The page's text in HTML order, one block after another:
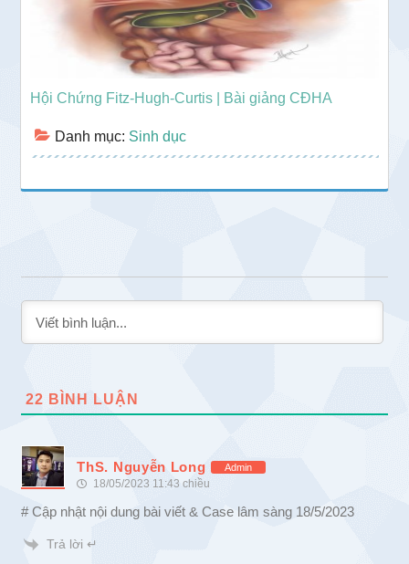
Hội Chứng Fitz-Hugh-Curtis | Bài giảng CĐHA
Danh mục: Sinh dục
22 BÌNH LUẬN
ThS. Nguyễn Long Admin
18/05/2023 11:43 chiều
# Cập nhật nội dung bài viết & Case lâm sàng 18/5/2023
Trả lời ↵